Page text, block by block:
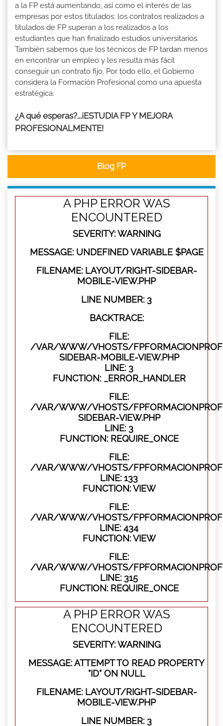
a la FP está aumentando, así como el interés de las
empresas por estos titulados: los contratos realizados a
titulados de FP superan a los realizados a los
estudiantes que han finalizado estudios universitarios.
También sabemos que los técnicos de FP tardan menos
en encontrar un empleo y les resulta más fácil
conseguir un contrato fijo. Por todo ello, el Gobierno
considera la Formación Profesional como una apuesta
estratégica.
¿A qué esperas?...¡ESTUDIA FP Y MEJORA
PROFESIONALMENTE!
Blog FP
A PHP ERROR WAS
ENCOUNTERED
SEVERITY: WARNING
MESSAGE: UNDEFINED VARIABLE $PAGE
FILENAME: LAYOUT/RIGHT-SIDEBAR-
MOBILE-VIEW.PHP
LINE NUMBER: 3
BACKTRACE:
FILE:
/VAR/WWW/VHOSTS/
SIDEBAR-MOBILE-VIEW.PHP
LINE: 3
FUNCTION: _ERROR_HANDLER
FILE:
/VAR/WWW/VHOSTS/
SIDEBAR-VIEW.PHP
LINE: 3
FUNCTION: REQUIRE_ONCE
FILE:
/VAR/WWW/VHOSTS/
LINE: 133
FUNCTION: VIEW
FILE:
/VAR/WWW/VHOSTS/
LINE: 434
FUNCTION: VIEW
FILE:
/VAR/WWW/VHOSTS/
LINE: 315
FUNCTION: REQUIRE_ONCE
A PHP ERROR WAS
ENCOUNTERED
SEVERITY: WARNING
MESSAGE: ATTEMPT TO READ PROPERTY
"ID" ON NULL
FILENAME: LAYOUT/RIGHT-SIDEBAR-
MOBILE-VIEW.PHP
LINE NUMBER: 3